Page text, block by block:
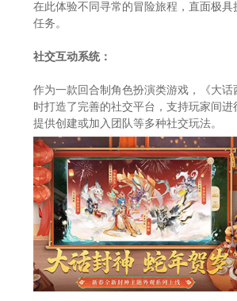
在此体验不同寻常的冒险旅程，直面极具
任务。
社交互动系统：
作为一款回合制角色扮演类游戏，《大话
时打造了完善的社交平台，支持玩家间进
提供创建或加入团队等多种社交玩法。